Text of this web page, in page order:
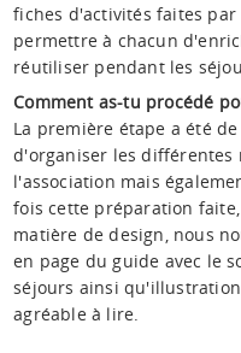
fiches d'activités faites
permettre à chacun
réutiliser pendant les
Comment as-tu procédé
La première étape a été
d'organiser les différentes
l'association mais
fois cette préparation
matière de design, nous
en page du guide avec le
séjours ainsi
agréable à lire.